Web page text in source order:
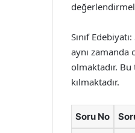
Sınıf
aynı zamanda
olmaktadır.
kılmaktadır.
Soru No